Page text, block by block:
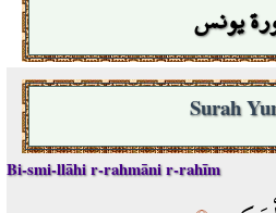
يونس
Surah
Bi-smi-llāhi r-rahmāni r-rahīm